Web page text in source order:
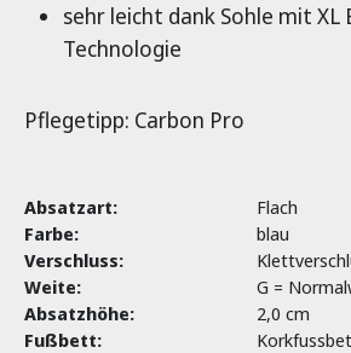
sehr leicht dank Sohle mit
Technologie
Pflegetipp: Carbon Pro
Absatzart:
Flach
Farbe:
blau
Verschluss:
Weite:
G =
Absatzhöhe:
2,0 cm
Fußbett: